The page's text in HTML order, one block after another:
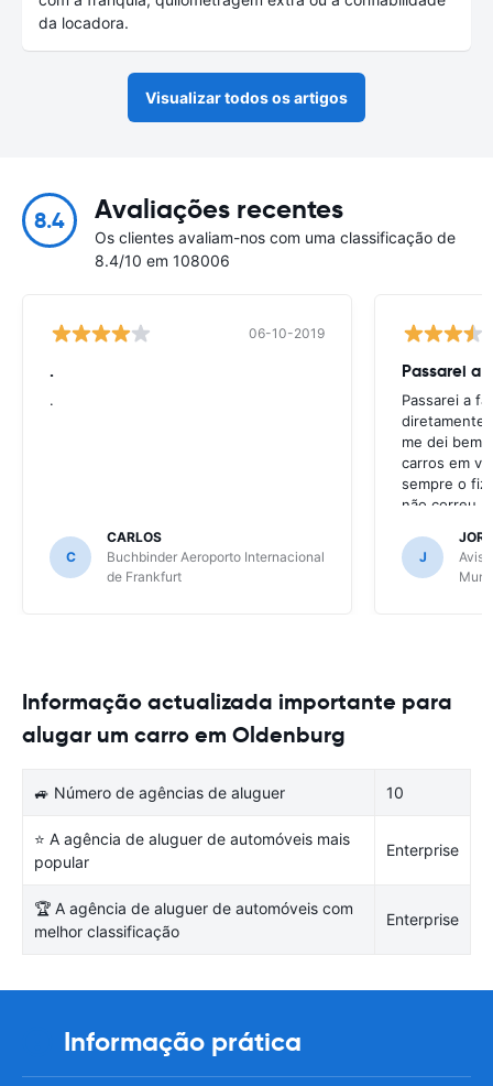
da locadora.
Visualizar todos os artigos
8.4 Avaliações recentes
Os clientes avaliam-nos com uma classificação de
8.4/10 em 108006
06-10-2019
.
.
C
CARLOS
Buchbinder Aeroporto Internacional
de Frankfurt
Passarei a
Passarei a
diretamente
me dei bem
carros em
sempre o fiz
não correu
J
Avis
Informação actualizada importante para
alugar um carro em Oldenburg
🚙 Número de agências de aluguer 10
⭐ A agência de aluguer de automóveis mais
popular
Enterprise
🏆 A agência de aluguer de automóveis com
melhor classificação
Enterprise
Informação prática